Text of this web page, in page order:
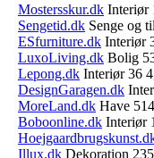
Mostersskur.dk Interiør
Sengetid.dk Senge og
ESfurniture.dk Interiør
LuxoLiving.dk Bolig
Lepong.dk Interiør 36
DesignGaragen.dk
MoreLand.dk Have
Boboonline.dk Interiør
Illux.dk Dekoration